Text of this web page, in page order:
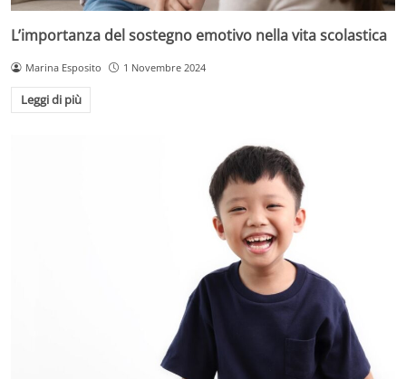
L’importanza del sostegno emotivo nella vita scolastica
Marina Esposito 1 Novembre 2024
Leggi di più